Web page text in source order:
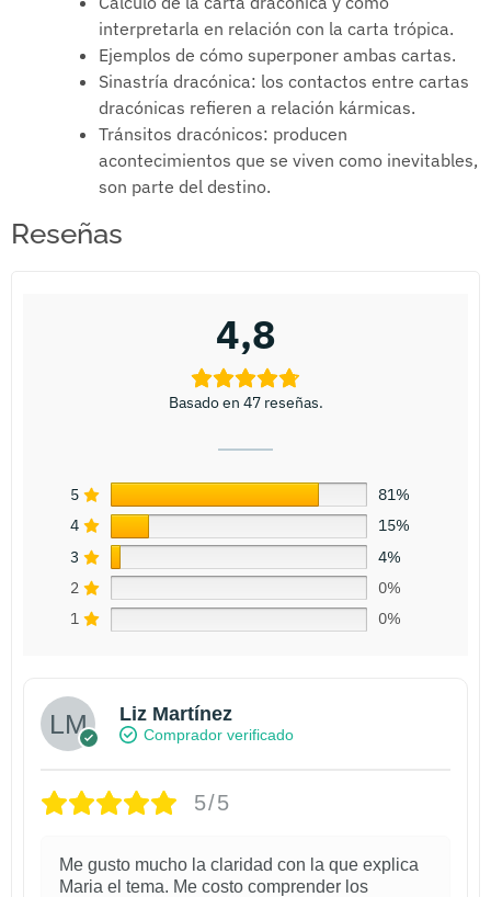
interpretarla en relación con la carta trópica.
Ejemplos de cómo superponer ambas cartas.
Sinastría dracónica: los contactos entre cartas
dracónicas refieren a relación kármicas.
Tránsitos dracónicos: producen
acontecimientos que se viven como inevitables,
son parte del destino.
Reseñas
4,8
Basado en 47 reseñas.
5
81%
4
15%
3
4%
2
0%
1
0%
Liz Martínez
Comprador verificado
5/5
Me gusto mucho la claridad con la que explica
Maria el tema. Me costo comprender los